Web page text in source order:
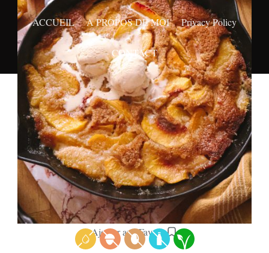
Ajouter aux Favoris
ACCUEIL A PROPOS DE MOI Privacy Policy
CONTACT